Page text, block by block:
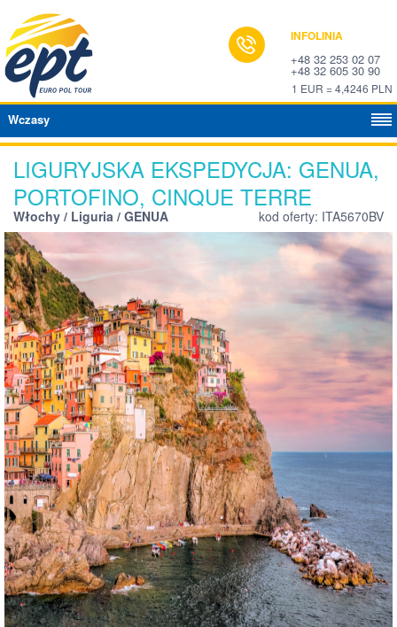
INFOLINIA
+48 32 253 02 07
+48 32 605 30 90
1 EUR = 4,4246 PLN
Wczasy
LIGURYJSKA EKSPEDYCJA: GENUA,
PORTOFINO, CINQUE TERRE
Włochy / Liguria / GENUA kod oferty: ITA5670BV